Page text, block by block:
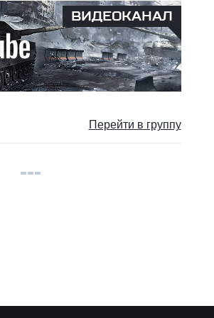
ВИДЕОКАНАЛ
Перейти в группу